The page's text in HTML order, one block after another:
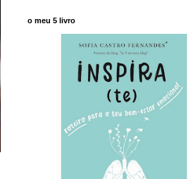
o meu 5 livro